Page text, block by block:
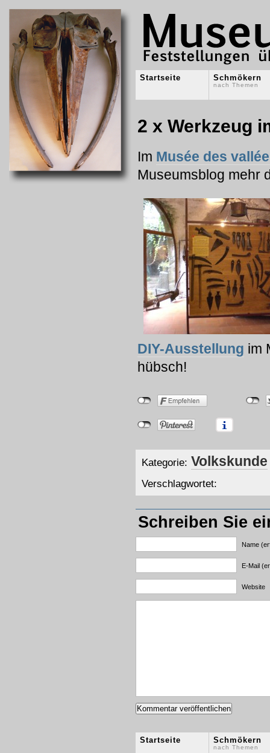
Startseite Schmökern
nach Themen
2 x Werkzeug
Im Musée des
Museumsblog mehr
DIY-Ausstellung im
hübsch!
Kategorie: Volkskunde
Verschlagwortet:
Schreiben Sie
Name
E-Mail
Website
Startseite Schmökern
nach Themen